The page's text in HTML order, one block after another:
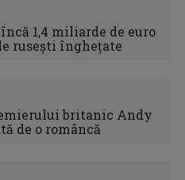
1,4 miliarde de euro
ruseşti îngheţate
britanic Andy
de o româncă